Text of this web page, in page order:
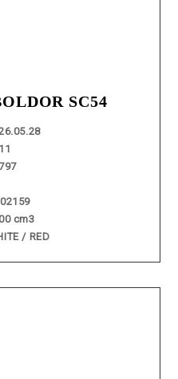
SC54
cm3
/ RED